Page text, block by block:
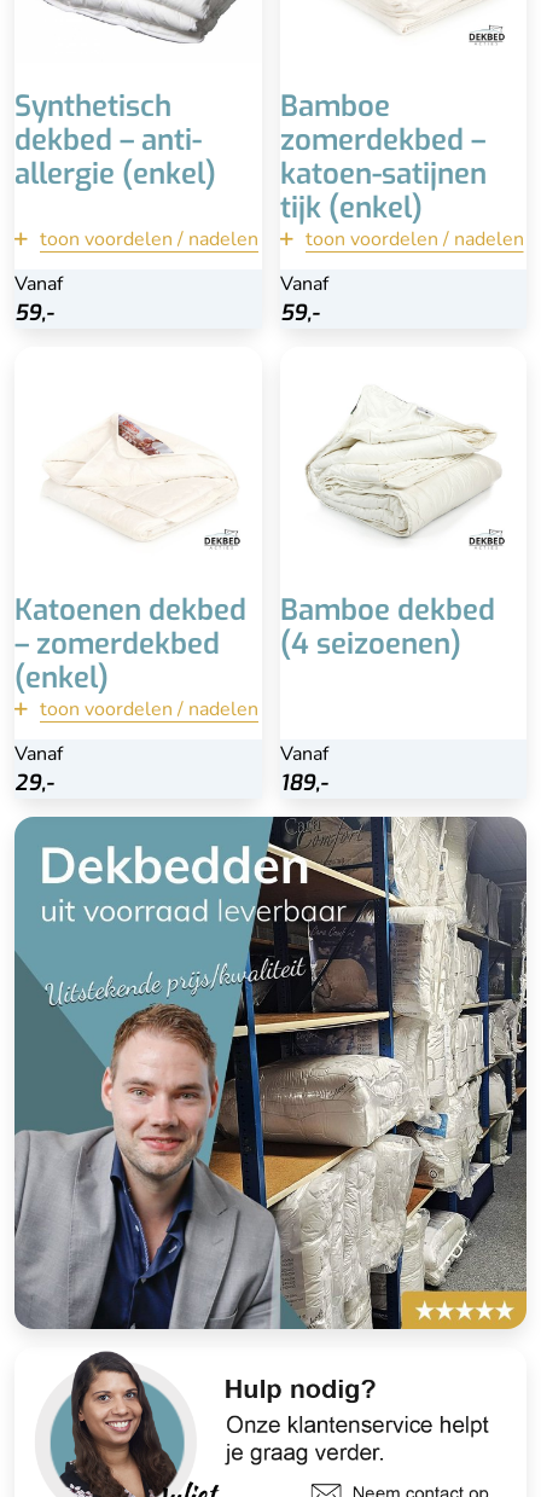
Synthetisch
dekbed – anti-
allergie (enkel)
toon voordelen / nadelen
Vanaf
59,-
terug
Bekijk
Bamboe
zomerdekbed –
katoen-satijnen
tijk (enkel)
toon voordelen / nadelen
Vanaf
59,-
Beperkte isolatie tijdens
lagere temperaturen, niet
terug
Bekijk
Katoenen dekbed
– zomerdekbed
(enkel)
toon voordelen / nadelen
Vanaf
29,-
Onderhoudsvriendelijk
Licht dekbed
Lekker luchtig en koel
Isoleert niet goed bij
lagere temperaturen
terug
Bekijk
Bamboe dekbed
(4 seizoenen)
Vanaf
189,-